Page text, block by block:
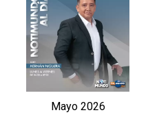
Mayo 2026